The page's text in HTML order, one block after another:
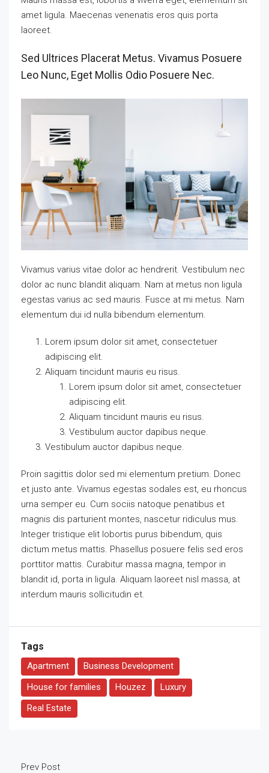
amet ligula. Maecenas venenatis eros quis porta
laoreet.
Sed Ultrices Placerat Metus. Vivamus Posuere
Leo Nunc, Eget Mollis Odio Posuere Nec.
Vivamus varius vitae dolor ac hendrerit. Vestibulum nec
dolor ac nunc blandit aliquam. Nam at metus non ligula
egestas varius ac sed mauris. Fusce at mi metus. Nam
elementum dui id nulla bibendum elementum.
Lorem ipsum dolor sit amet, consectetuer
adipiscing elit.
Aliquam tincidunt mauris eu risus.
Lorem ipsum dolor sit amet, consectetuer
adipiscing elit.
Aliquam tincidunt mauris eu risus.
Vestibulum auctor dapibus neque.
Vestibulum auctor dapibus neque.
Proin sagittis dolor sed mi elementum pretium. Donec
et justo ante. Vivamus egestas sodales est, eu rhoncus
urna semper eu. Cum sociis natoque penatibus et
magnis dis parturient montes, nascetur ridiculus mus.
Integer tristique elit lobortis purus bibendum, quis
dictum metus mattis. Phasellus posuere felis sed eros
porttitor mattis. Curabitur massa magna, tempor in
blandit id, porta in ligula. Aliquam laoreet nisl massa, at
interdum mauris sollicitudin et.
Tags
Apartment
Business Development
House for families
Houzez
Luxury
Real Estate
Prev Post